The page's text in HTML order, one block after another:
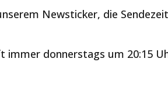
Newsticker, die
donnerstags um 20:15